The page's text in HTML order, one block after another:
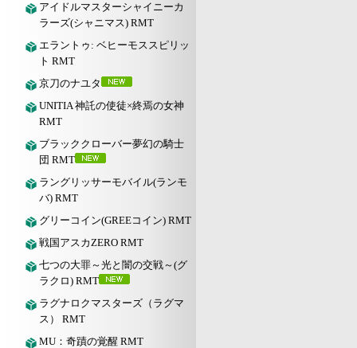
アイドルマスターシャイニーカ
ラーズ(シャニマス) RMT
エラントゥ: ベヒーモススピリッ
ト RMT
京刀のナユタ
UNITIA 神託の使徒×終焉の女神
RMT
ブラッククローバー夢幻の騎士
団 RMT
ラングリッサーモバイル(ランモ
バ) RMT
グリーコイン(GREEコイン) RMT
戦国アスカZERO RMT
七つの大罪～光と闇の交戦～(グ
ラクロ) RMT
ラグナロクマスターズ（ラグマ
ス） RMT
MU：奇蹟の覚醒 RMT